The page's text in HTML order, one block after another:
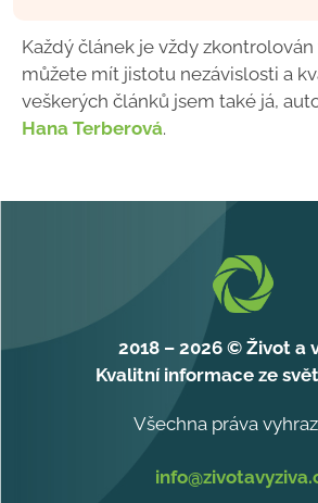
Každý článek je vždy
můžete mít jistotu nezávislosti a
veškerých článků jsem také já,
Hana Terberová.
2018 – 2026 © Život a
Kvalitní informace ze
Všechna práva